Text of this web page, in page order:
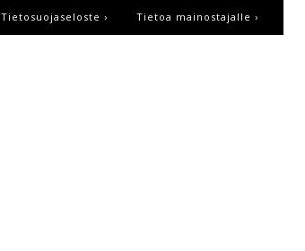
Tietoa mainostajalle ›
Tietosuojaseloste ›